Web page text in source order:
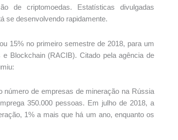
de criptomoedas. Estatísticas divulgadas
se desenvolvendo rapidamente.
15% no primeiro semestre de 2018, para um
Blockchain (RACIB). Citado pela agência de
de empresas de mineração na Rússia
350.000 pessoas. Em julho de 2018, a
1% a mais que há um ano, enquanto os